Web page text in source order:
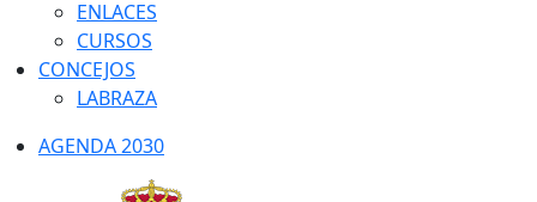
ENLACES
CURSOS
CONCEJOS
LABRAZA
AGENDA 2030